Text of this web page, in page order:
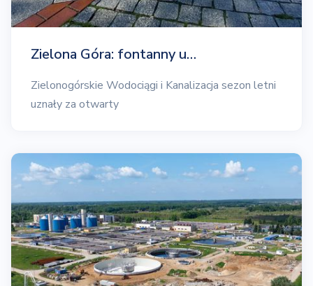
Zielona Góra: fontanny u…
Zielonogórskie Wodociągi i Kanalizacja sezon letni
uznały za otwarty